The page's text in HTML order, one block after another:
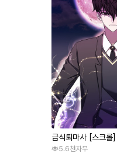
급식퇴마사 [스크롤]
5.6천자무